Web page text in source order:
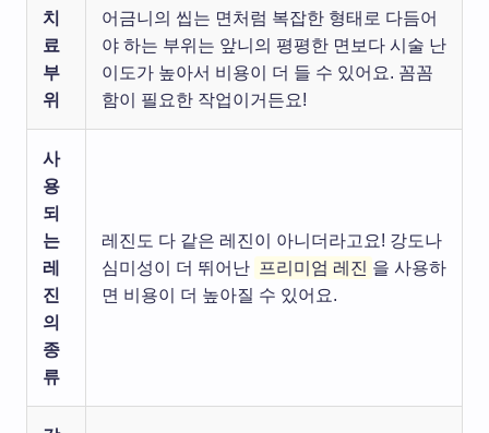
치
료
부
위
어금니의 씹는 면처럼 복잡한 형태로 다듬어
야 하는 부위는 앞니의 평평한 면보다 시술 난
이도가 높아서 비용이 더 들 수 있어요. 꼼꼼
함이 필요한 작업이거든요!
사
용
되
는
레
진
의
종
류
레진도 다 같은 레진이 아니더라고요! 강도나
심미성이 더 뛰어난 프리미엄 레진 을 사용하
면 비용이 더 높아질 수 있어요.